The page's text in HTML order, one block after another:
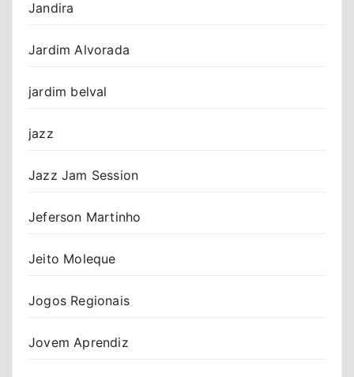
Jandira
Jardim Alvorada
jardim belval
jazz
Jazz Jam Session
Jeferson Martinho
Jeito Moleque
Jogos Regionais
Jovem Aprendiz